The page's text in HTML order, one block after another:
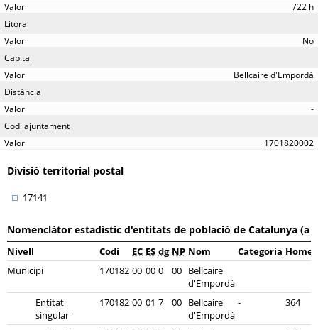
722 h
Litoral
No
Capital
Bellcaire d'Empordà
Distància
-
Codi ajuntament
1701820002
Divisió territorial postal
17141
Nomenclàtor estadístic d'entitats de població de Catalunya (a
Nivell Codi EC ES dg NP Nom Categoria Homes
Municipi
170182 00 00 0 00 Bellcaire
d'Empordà
Entitat
singular
170182 00 01 7 00 Bellcaire
d'Empordà
- 364